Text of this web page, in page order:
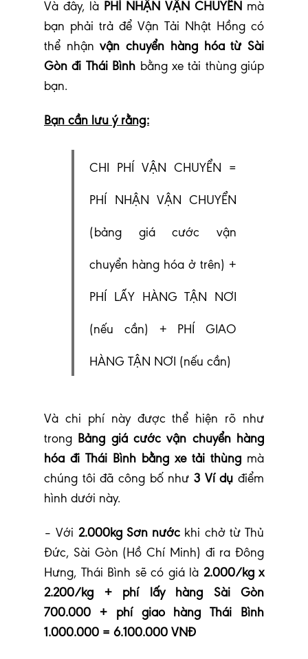
Và đây, là PHÍ NHẬN VẬN CHUYỂN mà
bạn phải trả để Vận Tải Nhật Hồng có
thể nhậnvận chuyển hàng hóa từ Sài
Gòn đi Thái Bình bằng xe tải thùng giúp
bạn.
Bạn cần lưu ý rằng:
CHI PHÍ VẬN CHUYỂN =
PHÍ NHẬN VẬN CHUYỂN
(bảng giá cước vận
chuyển hàng hóa ở trên) +
PHÍ LẤY HÀNG TẬN NƠI
(nếu cần) + PHÍ GIAO
HÀNG TẬN NƠI (nếu cần)
Và chi phí này được thể hiện rõ như
trong Bảng giá cước vận chuyển hàng
hóa đi Thái Bình bằng xe tải thùng mà
chúng tôi đã công bố như 3 Ví dụ điểm
hình dưới này.
– Với 2.000kg Sơn nước khi chở từ Thủ
Đức, Sài Gòn (Hồ Chí Minh) đi ra Đông
Hưng, Thái Bình sẽ có giá là 2.000/kg x
2.200/kg + phí lấy hàng Sài Gòn
700.000 + phí giao hàng Thái Bình
1.000.000 = 6.100.000 VNĐ